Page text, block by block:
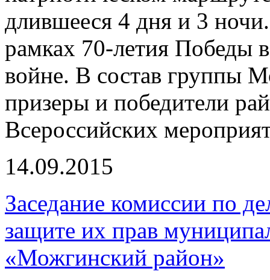
длившееся 4 дня и 3
рамках 70-летия Победы
войне. В состав группы
призеры и победители
Всероссийских
14.09.2015
Заседание комиссии по
защите их прав
«Можгинский район»